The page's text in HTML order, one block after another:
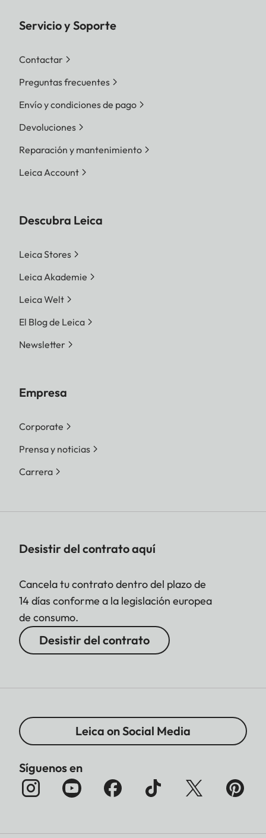
Servicio y Soporte
Contactar
Preguntas frecuentes
Envío y condiciones de pago
Devoluciones
Reparación y mantenimiento
Leica Account
Descubra Leica
Leica Stores
Leica Akademie
Leica Welt
El Blog de Leica
Newsletter
Empresa
Corporate
Prensa y noticias
Carrera
Desistir del contrato aquí
Cancela tu contrato dentro del plazo de
14 días conforme a la legislación europea
de consumo.
Desistir del contrato
Leica on Social Media
Síguenos en